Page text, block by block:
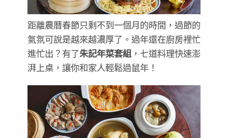
距離農曆春節只剩不到一個月的時間，過節的
氣氛可說是越來越濃厚了。過年還在廚房裡忙
進忙出？有了朱記年菜套組，七道料理快速澎
湃上桌，讓你和家人輕鬆過鼠年！